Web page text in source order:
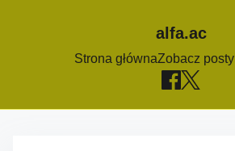
alfa.ac
Strona głównaZobacz posty